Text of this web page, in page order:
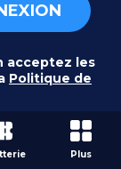
acceptez les
Politique de
Plus